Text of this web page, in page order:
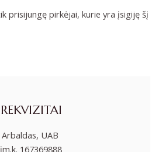
prisijungę pirkėjai, kurie yra įsigiję šį
REKVIZITAI
Arbaldas, UAB
įm.k. 167369888